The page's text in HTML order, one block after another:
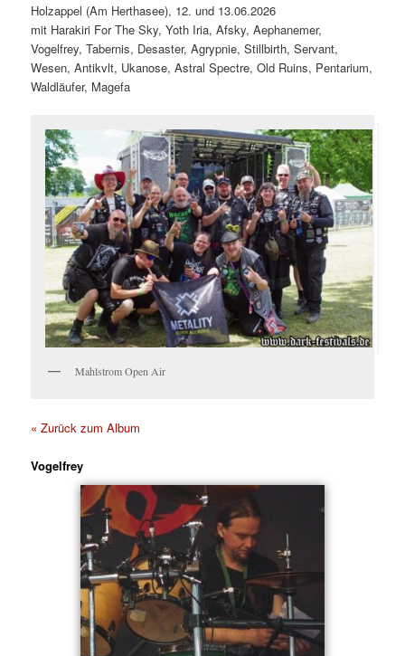
Holzappel (Am Herthasee), 12. und 13.06.2026
mit Harakiri For The Sky, Yoth Iria, Afsky, Aephanemer,
Vogelfrey, Tabernis, Desaster, Agrypnie, Stillbirth, Servant,
Wesen, Antikvlt, Ukanose, Astral Spectre, Old Ruins, Pentarium,
Waldläufer, Magefa
Mahlstrom Open Air
« Zurück zum Album
Vogelfrey